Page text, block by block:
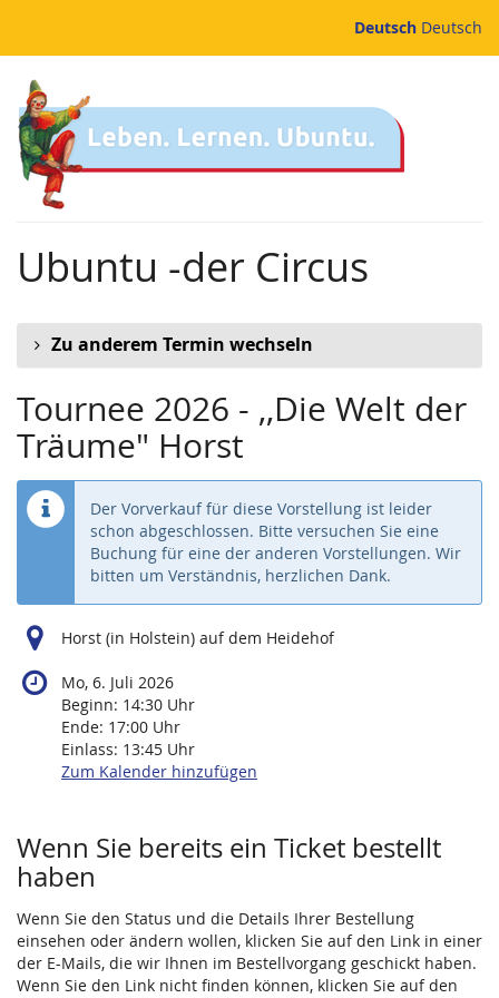
springen
Deutsch Deutsch
Ubuntu -der Circus
Zu anderem Termin wechseln
Tournee 2026 - ,,Die Welt der
Träume" Horst
Der Vorverkauf für diese Vorstellung ist leider
schon abgeschlossen. Bitte versuchen Sie eine
Buchung für eine der anderen Vorstellungen. Wir
bitten um Verständnis, herzlichen Dank.
Horst (in Holstein) auf dem Heidehof
Mo, 6. Juli 2026
Beginn: 14:30 Uhr
Ende: 17:00 Uhr
Einlass: 13:45 Uhr
Zum Kalender hinzufügen
Wenn Sie bereits ein Ticket bestellt
haben
Wenn Sie den Status und die Details Ihrer Bestellung
einsehen oder ändern wollen, klicken Sie auf den Link in einer
der E-Mails, die wir Ihnen im Bestellvorgang geschickt haben.
Wenn Sie den Link nicht finden können, klicken Sie auf den